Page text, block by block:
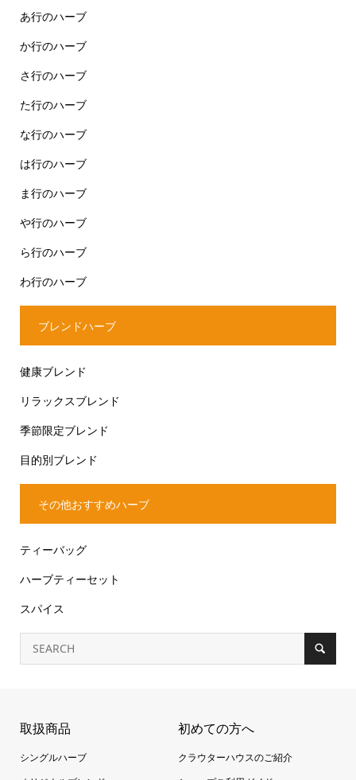
あ行のハーブ
か行のハーブ
さ行のハーブ
た行のハーブ
な行のハーブ
は行のハーブ
ま行のハーブ
や行のハーブ
ら行のハーブ
わ行のハーブ
ブレンドハーブ
健康ブレンド
リラックスブレンド
季節限定ブレンド
目的別ブレンド
その他おすすめハーブ
ティーバッグ
ハーブティーセット
スパイス
取扱商品
シングルハーブ
初めての方へ
クラウターハウスのご紹介